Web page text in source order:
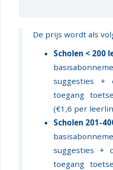
De prijs wordt als
Scholen < 200
suggesties +
toegang
(€1,6 per
Scholen 201-
suggesties +
toegang